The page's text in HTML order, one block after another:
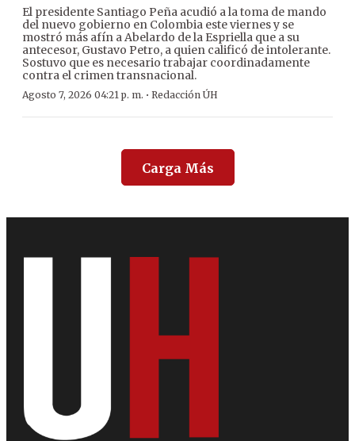
El presidente Santiago Peña acudió a la toma de mando
del nuevo gobierno en Colombia este viernes y se
mostró más afín a Abelardo de la Espriella que a su
antecesor, Gustavo Petro, a quien calificó de intolerante.
Sostuvo que es necesario trabajar coordinadamente
contra el crimen transnacional.
Agosto 7, 2026 04:21 p. m. · Redacción ÚH
Carga Más